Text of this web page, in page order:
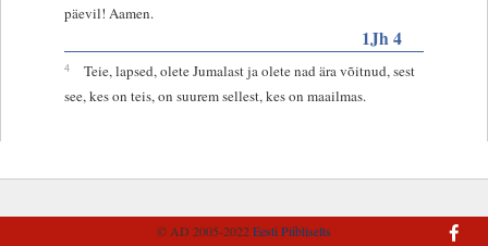
päevil! Aamen.
1Jh 4
4
Teie, lapsed, olete Jumalast ja olete nad ära võitnud, sest
see, kes on teis, on suurem sellest, kes on maailmas.
© AD 2005-2022Eesti Piibliselts